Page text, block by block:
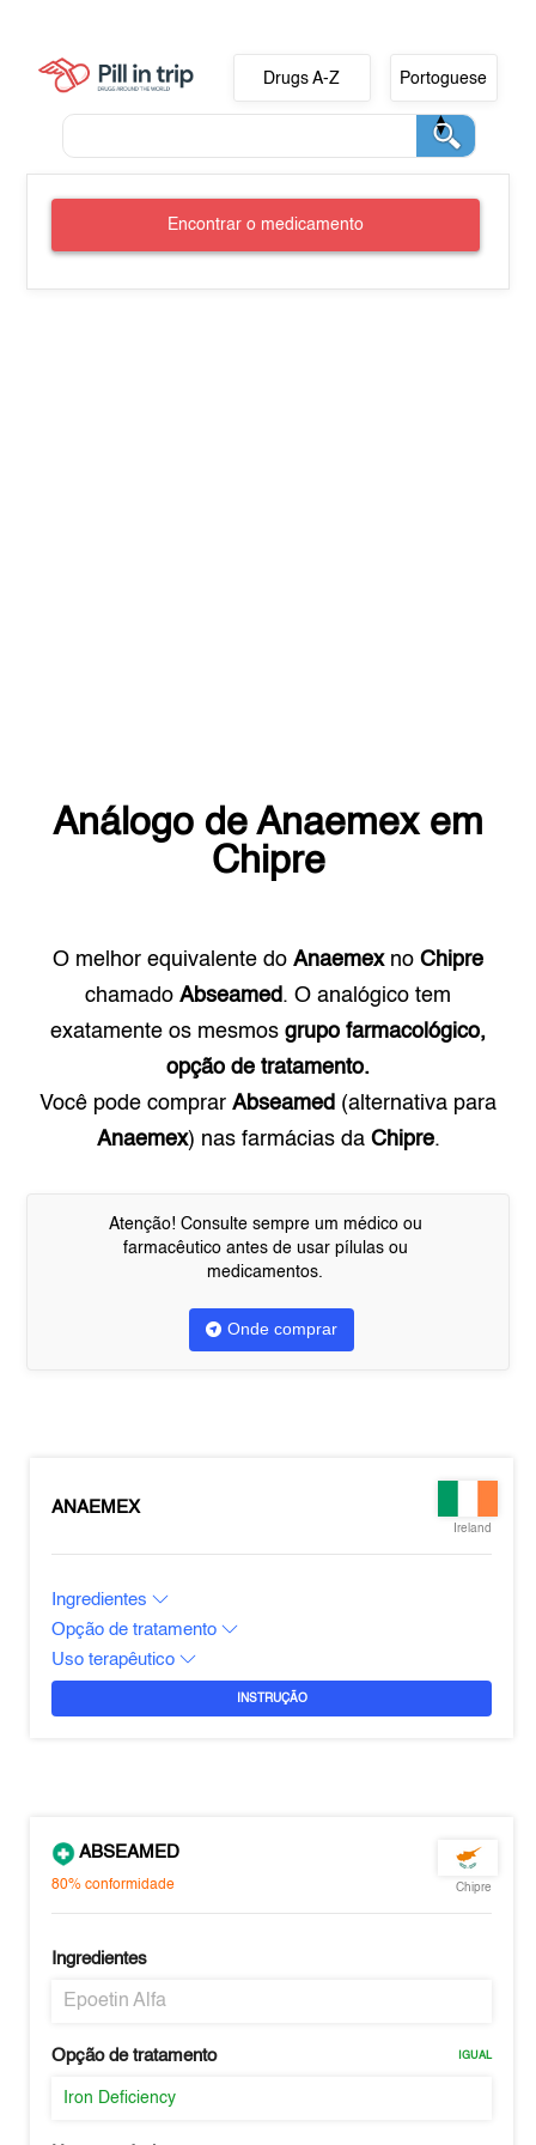
Drugs A-Z Portoguese
Encontrar o medicamento
Análogo de Anaemexem
Chipre
O melhor equivalente do Anaemexno Chipre
chamado Abseamed. O analógico tem
exatamente os mesmos grupo farmacológico,
opção de tratamento.
Você pode comprar Abseamed (alternativa para
Anaemex) nas farmácias da Chipre.
Atenção! Consulte sempre um médico ou
farmacêutico antes de usar pílulas ou
medicamentos.
Onde comprar
ANAEMEX
Ireland
Ingredientes
Opção de tratamento
Uso terapêutico
INSTRUÇÃO
ABSEAMED
80%conformidade Chipre
Ingredientes
Epoetin Alfa
Opção de tratamento IGUAL
Iron Deficiency